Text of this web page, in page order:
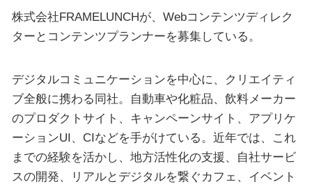
株式会社FRAMELUNCHが、Webコンテンツディレク
ターとコンテンツプランナーを募集している。
デジタルコミュニケーションを中心に、クリエイティ
ブ全般に携わる同社。自動車や化粧品、飲料メーカー
のプロダクトサイト、キャンペーンサイト、アプリケ
ーションUI、CIなどを手がけている。近年では、これ
までの経験を活かし、地方活性化の支援、自社サービ
スの開発、リアルとデジタルを繋ぐカフェ、イベント